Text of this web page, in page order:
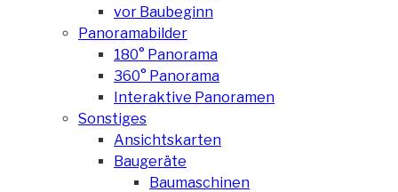
vor Baubeginn
Panoramabilder
180° Panorama
360° Panorama
Interaktive Panoramen
Sonstiges
Ansichtskarten
Baugeräte
Baumaschinen